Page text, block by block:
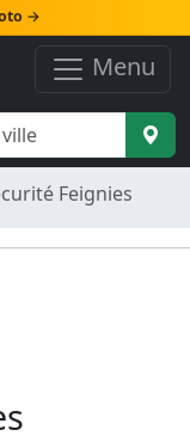
→
Menu
Feignies